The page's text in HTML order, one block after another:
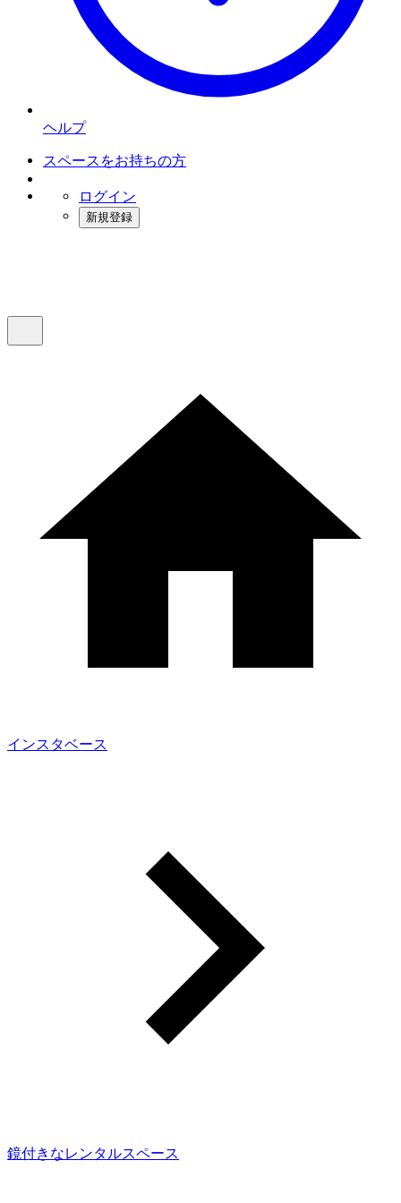
ヘルプ
スペースをお持ちの方
ログイン
新規登録
インスタベース
鏡付きなレンタルスペース